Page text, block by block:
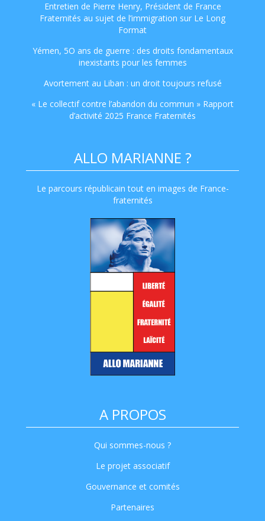
Entretien de Pierre Henry, Président de France
Fraternités au sujet de l’immigration sur Le Long
Format
Yémen, 5O ans de guerre : des droits fondamentaux
inexistants pour les femmes
Avortement au Liban : un droit toujours refusé
« Le collectif contre l’abandon du commun » Rapport
d’activité 2025 France Fraternités
ALLO MARIANNE ?
Le parcours républicain tout en images de France-
fraternités
A PROPOS
Qui sommes-nous ?
Le projet associatif
Gouvernance et comités
Partenaires